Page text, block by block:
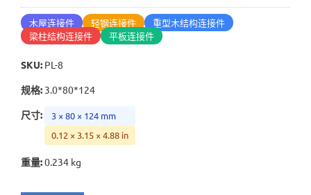
木屋连接件 轻钢连接件
重型木结构连接件
梁柱结构连接件
平板连接件
SKU: PL-8
规格: 3.0*80*124
尺寸:
3 × 80 × 124 mm
0.12 × 3.15 × 4.88 in
重量:0.234 kg